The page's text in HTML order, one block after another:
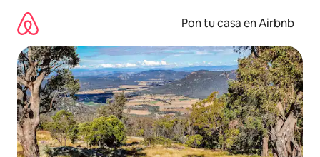
contenido
Pon tu casa en Airbnb